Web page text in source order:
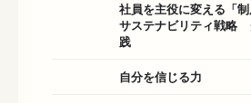
社員を主役に変える「
サステナビリティ戦略
践
自分を信じる力